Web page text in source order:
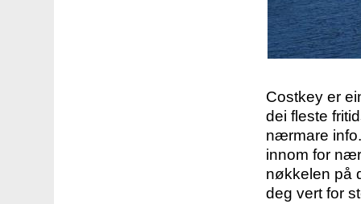
Costkey er
dei fleste
nærmare
innom for
nøkkelen på
deg vert for